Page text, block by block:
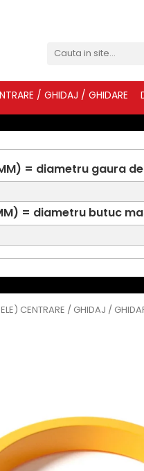
/ GHIDAJ / GHIDARE
(MM) = diametru gaura
(MM) = diametru butuc
CENTRARE / GHIDAJ /